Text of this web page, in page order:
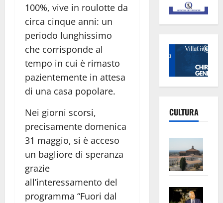
100%, vive in roulotte da
circa cinque anni: un
periodo lunghissimo
che corrisponde al
tempo in cui è rimasto
pazientemente in attesa
di una casa popolare.
Nei giorni scorsi,
precisamente domenica
31 maggio, si è acceso
un bagliore di speranza
grazie
all’interessamento del
programma “Fuori dal
CULTURA